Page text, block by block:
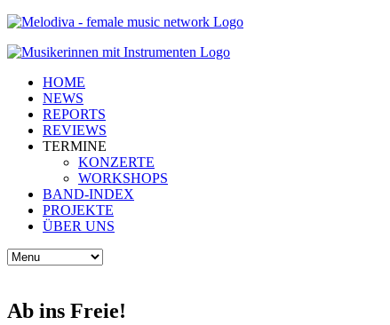
HOME
NEWS
REPORTS
REVIEWS
TERMINE
KONZERTE
WORKSHOPS
BAND-INDEX
PROJEKTE
ÜBER UNS
Ab ins Freie!